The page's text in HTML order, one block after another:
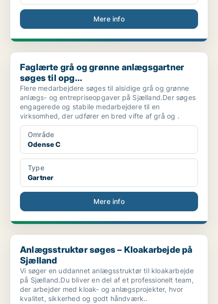
Mere info
Faglærte grå og grønne anlægsgartner søges til opg...
Faglærte grå og grønne anlægsgartner
søges til opg...
Flere medarbejdere søges til alsidige grå og grønne
anlægs- og entrepriseopgaver på Sjælland.Der søges
engagerede og stabile medarbejdere til en
virksomhed, der udfører en bred vifte af grå og .
Område
Odense C
Type
Gartner
Mere info
Anlægsstruktør søges – Kloakarbejde på Sjælland
Anlægsstruktør søges – Kloakarbejde på
Sjælland
Vi søger en uddannet anlægsstruktør til kloakarbejde
på Sjælland.Du bliver en del af et professionelt team,
der arbejder med kloak- og anlægsprojekter, hvor
kvalitet, sikkerhed og godt håndværk..